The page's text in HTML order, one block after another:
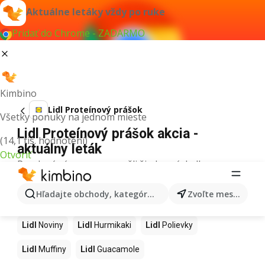
Aktuálne letáky vždy po ruke
Pridať do Chrome - ZADARMO
Kimbino
Všetky ponuky na jednom mieste
(14,1 tis. hodnotení)
Otvoriť
Hľadajte obchody, kategórie, produkty... Zvoľte mesto
Lidl Proteínový prášok
Lidl Proteínový prášok akcia -
aktuálny leták
Pre daný výraz sme nenašli žiadne výsledky.
Ďalšie produkty v obchodoch Lidl
Lidl Kapor Ashwagandha Nintendo Switch
Lidl Noviny Lidl Hurmikaki Lidl Polievky
Lidl Muffiny Lidl Guacamole